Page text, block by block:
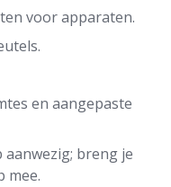
voor apparaten.
en aangepaste
aanwezig; breng je
mee.